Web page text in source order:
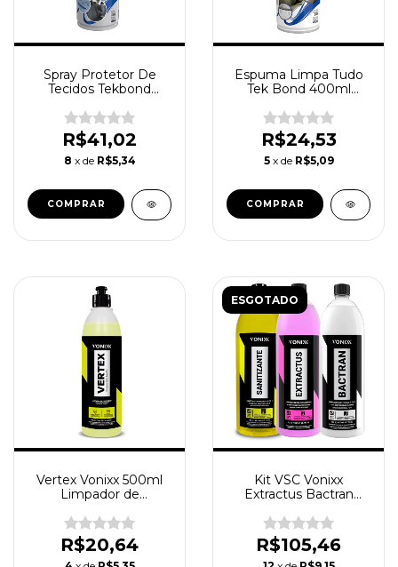
Spray Protetor De
Tecidos Tekbond
R$41,02
8 x de R$5,34
Espuma Limpa Tudo
Tek Bond 400ml
Plasticos
R$24,53
5 x de R$5,09
Vertex Vonixx 500ml
Limpador de
Bancos Carpetes
Tapetes Geral
Automotivo Super
R$20,64
ESGOTADO
Kit VSC Vonixx
Extractus Bactran
Estofados Carpetes
Sofás
R$105,46